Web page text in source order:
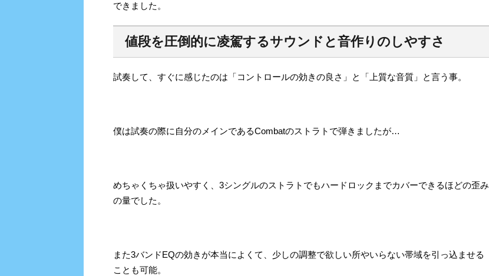
できました。
値段を圧倒的に凌駕するサウンドと音作りのしやすさ
試奏して、すぐに感じたのは「コントロールの効きの良さ」と「上質な音質」と言う事。
僕は試奏の際に自分のメインであるCombatのストラトで弾きましたが…
めちゃくちゃ扱いやすく、3シングルのストラトでもハードロックまでカバーできるほどの歪み
の量でした。
また3バンドEQの効きが本当によくて、少しの調整で欲しい所やいらない帯域を引っ込ませる
ことも可能。